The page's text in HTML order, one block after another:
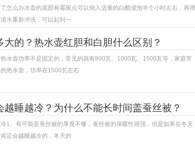
怎么办水壶的底部有霉斑点可以倒入适量的白醋浸泡半个小时左右，再用
水重新冲洗，可以起到一
大的？热水壶红胆和白胆什么区别？
水壶功率不是固定的，常见的就有800瓦、1000瓦、1500瓦等，家庭常
热水壶，功率在1500瓦左右
越睡越冷？为什么不能长时间盖蚕丝被？
1、有可能是蚕丝被的厚度不够，蚕丝被的保暖性很强，但是如果在冬天
定会越睡越冷的，冬天的